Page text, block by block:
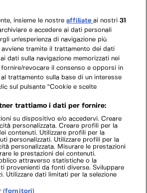
insieme le nostreaffiliateai nostri31
e accedere ai dati personali
un'esperienza di navigazione più
avviene tramite il trattamento dei dati
dati sulla navigazione memorizzati nei
revocare il consenso e opporsi in
trattamento sulla base di un interesse
sul pulsante “Cookie e scelte
trattiamo i dati per fornire:
su dispositivo e/o accedervi. Creare
personalizzata. Creare profili per la
contenuti. Utilizzare profili per la
personalizzati. Utilizzare profili per la
personalizzata. Misurare le prestazioni
le prestazioni dei contenuti.
attraverso statistiche o la
provenienti da fonti diverse. Sviluppare
Utilizzare dati limitati per la selezione
(fornitori)